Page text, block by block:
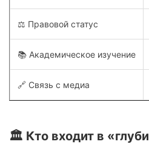
⚖️ Правовой статус
📚 Академическое изучение
🔗 Связь с медиа
🏛️ Кто входит в